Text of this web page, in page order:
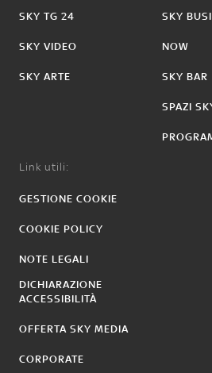
SKY TG 24
SKY VIDEO
SKY ARTE
SKY
NOW
SKY BAR
SPAZI
Link utili:
GESTIONE COOKIE
COOKIE POLICY
NOTE LEGALI
DICHIARAZIONE
ACCESSIBILITÀ
OFFERTA SKY MEDIA
CORPORATE